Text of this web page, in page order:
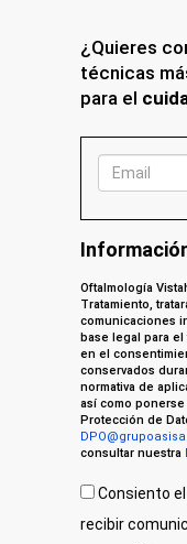
¿Quieres
técnicas
para el
Oftalmología
Tratamiento,
comunicaciones
base legal para
en el
conservados
normativa de
así como
Protección de
consultar nuestra
Consiento
recibir